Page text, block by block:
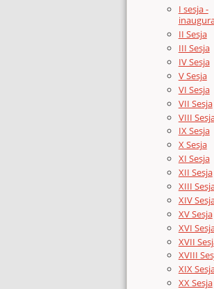
I sesja -
II Sesja
III Sesja
IV Sesja
V Sesja
VI Sesja
VII Sesja
VIII
IX Sesja
X Sesja
XI Sesja
XII Sesja
XIII
XIV
XV Sesja
XVI
XVII
XVIII
XIX
XX Sesja